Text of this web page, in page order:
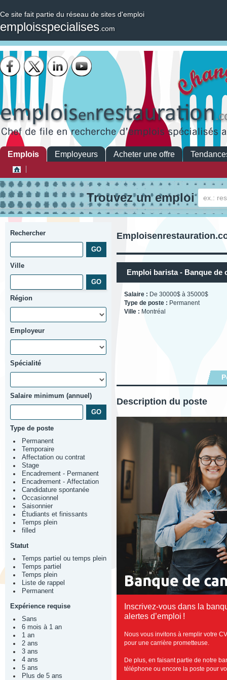
Ce site fait partie du réseau de sites d'emploi
emploisspecialises .com
Emplois Employeurs Acheter une offre
Trouvez un emploi
Rechercher
Ville
Région
Employeur
Spécialité
Salaire minimum (annuel)
Type de poste
Permanent
Temporaire
Affectation ou contrat
Stage
Encadrement - Permanent
Encadrement - Affectation
Candidature spontanée
Occasionnel
Saisonnier
Étudiants et finissants
Temps plein
filled
Statut
Temps partiel ou temps plein
Temps partiel
Temps plein
Liste de rappel
Permanent
Expérience requise
Sans
6 mois à 1 an
1 an
2 ans
3 ans
4 ans
5 ans
Plus de 5 ans
Emploi barista - Banque de
Salaire : De 30000$ à 35000$
Type de poste : Permanent
Ville : Montréal
Description du poste
Inscrivez-vous dans la
alertes d’emploi !
Nous vous invitons à remplir votre
pour une carrière prometteuse.
De plus, en faisant partie de notre
téléphone ou encore la poste pour